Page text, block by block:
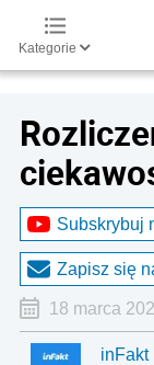
Kategorie
Subskrybuj
Zapisz się
18 marca
inFakt